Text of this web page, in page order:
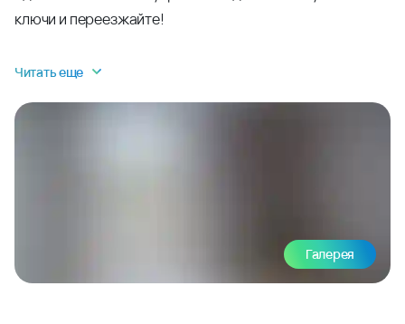
ключи и переезжайте!
Читать еще
Галерея